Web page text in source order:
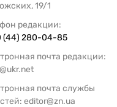
19/1
редакции:
(44) 280-04-85
почта редакции:
почта службы
editor@zn.ua